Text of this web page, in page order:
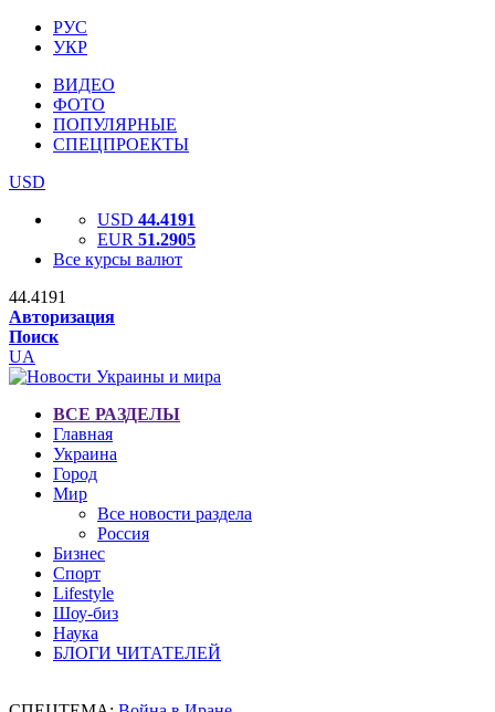
РУС
УКР
ВИДЕО
ФОТО
ПОПУЛЯРНЫЕ
СПЕЦПРОЕКТЫ
USD
USD 44.4191
EUR 51.2905
Все курсы валют
44.4191
Авторизация
Поиск
UA
ВСЕ РАЗДЕЛЫ
Главная
Украина
Город
Мир
Все новости раздела
Россия
Бизнес
Спорт
Lifestyle
Шоу-биз
Наука
БЛОГИ ЧИТАТЕЛЕЙ